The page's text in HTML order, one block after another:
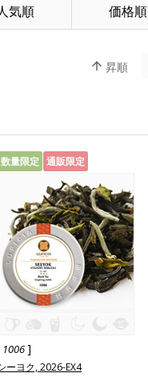
気順 価格順
昇順
数量限定 通販限定
1006]
ーヨク, 2026-EX4